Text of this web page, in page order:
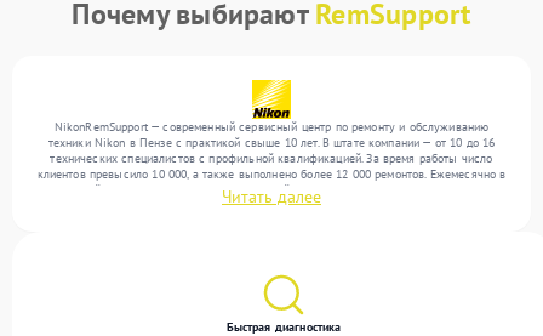
Почему выбираютRemSupport
NikonRemSupport — современный сервисный центр по ремонту и обслуживанию
техники Nikon в Пензе с практикой свыше 10 лет. В штате компании — от 10 до 16
технических специалистов с профильной квалификацией. За время работы число
клиентов превысило 10 000, а также выполнено более 12 000 ремонтов. Ежемесячно в
сервисный центр поступает более 300 устройств, включая , , . Мы выполняем ремонт
различного уровня сложности и поддерживаем высокий стандарт качества благодаря
Читать далее
Быстрая диагностика